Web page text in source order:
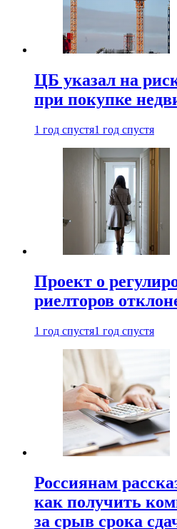
ЦБ указал на
при покупке
1 год спустя1 год спустя
Проект о
риелторов
1 год спустя1 год спустя
Россиянам
как получить
за срыв срока